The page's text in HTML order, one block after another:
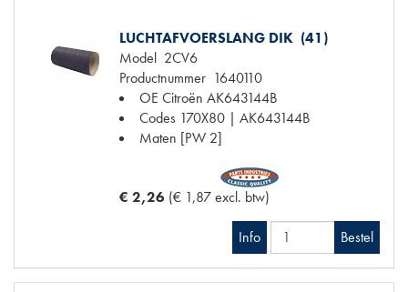
LUCHTAFVOERSLANG DIK (41)
Model 2CV6
Productnummer 1640110
OE Citroën AK643144B
Codes 170X80 | AK643144B
Maten [PW 2]
€ 2,26 (€ 1,87 excl. btw)
Info Bestel